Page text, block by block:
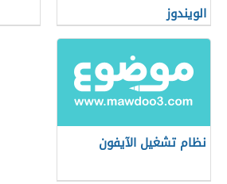
الويندوز
نظام تشغيل الآيفون